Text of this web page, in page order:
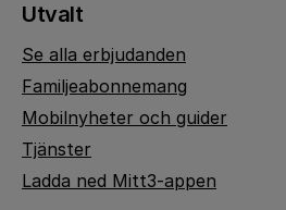
Utvalt
Se alla erbjudanden
Familjeabonnemang
Mobilnyheter och guider
Tjänster
Ladda ned Mitt3-appen